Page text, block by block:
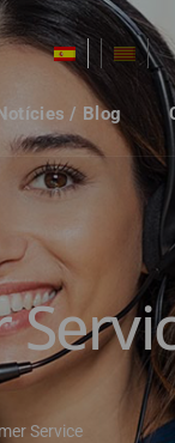
/ Blog
Service